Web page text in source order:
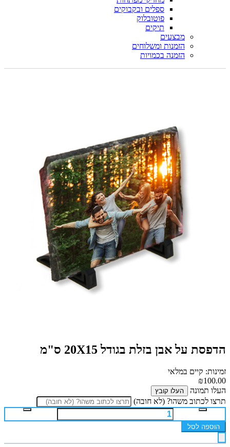
ספלים ובקבוקים
פוטובלוק
תיקים
מבצעים
הזמנות ומשלוחים
הזמנה בכמויות
הדפסת על אבן בזלת בגודל 20X15 ס"מ
זמינות: קיים במלאי
₪100.00
העלו תמונה
העלו קובץ
תרצו לכתוב משהו? (לא חובה)
הוספה לסל